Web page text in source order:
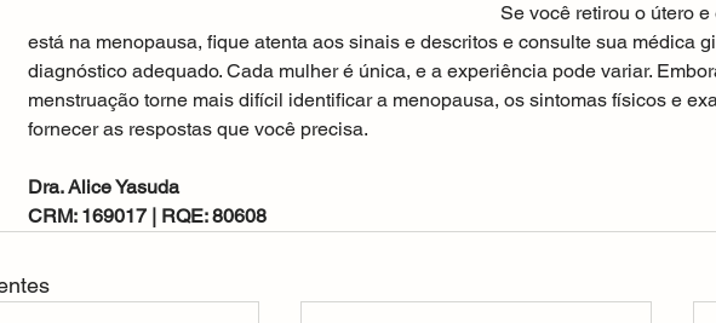
Se você retirou o útero
está na menopausa, fique atenta aos sinais e descritos e consulte sua médica
diagnóstico adequado. Cada mulher é única, e a experiência pode variar.
menstruação torne mais difícil identificar a menopausa, os sintomas físicos e
fornecer as respostas que você precisa.
Dra. Alice Yasuda
CRM: 169017 | RQE: 80608